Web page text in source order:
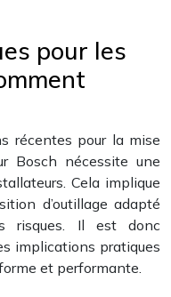
pour les
récentes pour la mise
Bosch nécessite une
Cela implique
d’outillage adapté
risques. Il est donc
implications pratiques
et performante.